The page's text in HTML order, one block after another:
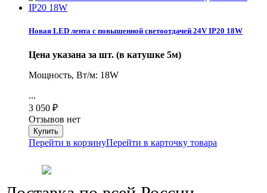
Новая LED лента с повышенной светоотдачей 24V IP20 18W
Цена указана за шт. (в катушке 5м)
Мощность, Вт/м: 18W
...
3 050 ₽
Отзывов нет
Перейти в корзинуПерейти в карточку товара